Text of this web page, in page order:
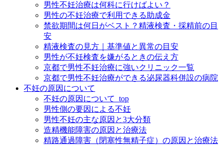
男性不妊治療は何科に行けばよい？
男性の不妊治療で利用できる助成金
禁欲期間は何日がベスト？精液検査・採精前の目
安
精液検査の見方｜基準値と異常の目安
男性が不妊検査を嫌がるときの伝え方
京都で男性不妊治療に強いクリニック一覧
京都で男性不妊治療ができる泌尿器科併設の病院
不妊の原因について
不妊の原因について_top
男性側の要因による不妊
男性不妊の主な原因と3大分類
造精機能障害の原因と治療法
精路通過障害（閉塞性無精子症）の原因と治療法